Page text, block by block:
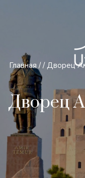
Главная / / Дворец
Дворец